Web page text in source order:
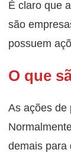
É claro que
são
possuem
O que
As ações de
demais para